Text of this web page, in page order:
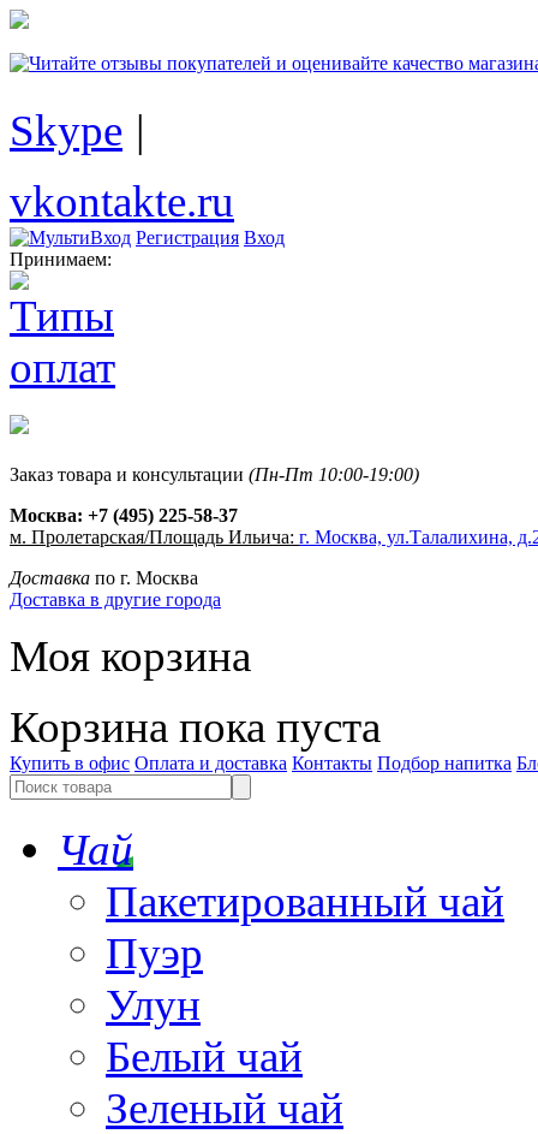
Skype |
vkontakte.ru
Регистрация Вход
Принимаем:
Заказ товара и консультации (Пн-Пт 10:00-19:00)
Москва: +7 (495) 225-58-37
м. Пролетарская/Площадь Ильича: г. Москва, ул.Талалихина,
Доставка по г. Москва
Доставка в другие города
Моя корзина
Корзина пока пуста
Купить в офис Оплата и доставка Контакты Подбор напитка
Чай
Пакетированный чай
Пуэр
Улун
Белый чай
Зеленый чай